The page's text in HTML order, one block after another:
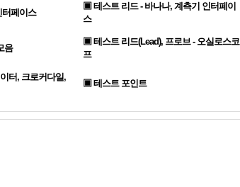
페이스
▣ 테스트 리드 - 바나나, 계측기 인터페이
스
음
▣ 테스트 리드(Lead), 프로브 - 오실로스코
프
터, 크로커다일,
▣ 테스트 포인트